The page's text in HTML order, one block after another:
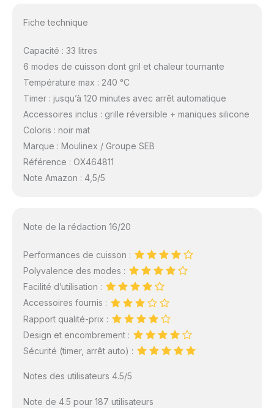
Fiche technique
Capacité : 33 litres
6 modes de cuisson dont gril et chaleur tournante
Température max : 240 °C
Timer : jusqu’à 120 minutes avec arrêt automatique
Accessoires inclus : grille réversible + maniques silicone
Coloris : noir mat
Marque : Moulinex / Groupe SEB
Référence : OX464811
Note Amazon : 4,5/5
Note de la rédaction 16/20
Performances de cuisson :
Polyvalence des modes :
Facilité d’utilisation :
Accessoires fournis :
Rapport qualité-prix :
Design et encombrement :
Sécurité (timer, arrêt auto) :
Notes des utilisateurs 4.5/5
Note de 4.5 pour 187 utilisateurs